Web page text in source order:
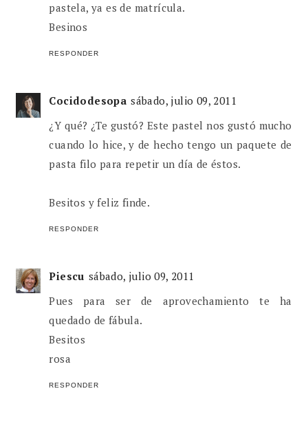
pastela, ya es de matrícula.
Besinos
RESPONDER
Cocidodesopa sábado, julio 09, 2011
¿Y qué? ¿Te gustó? Este pastel nos gustó mucho
cuando lo hice, y de hecho tengo un paquete de
pasta filo para repetir un día de éstos.
Besitos y feliz finde.
RESPONDER
Piescu sábado, julio 09, 2011
Pues para ser de aprovechamiento te ha
quedado de fábula.
Besitos
rosa
RESPONDER